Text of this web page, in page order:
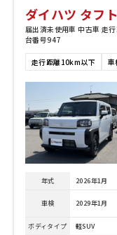
ダイハツ タフ
届出済未使用車 中古車 走
台番号947
走行距離10km以下 車
年式 2026年1月
車検 2029年1月
ボディタイプ
軽SUV